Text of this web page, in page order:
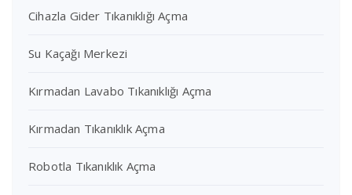
Cihazla Gider Tıkanıklığı Açma
Su Kaçağı Merkezi
Kırmadan Lavabo Tıkanıklığı Açma
Kırmadan Tıkanıklık Açma
Robotla Tıkanıklık Açma